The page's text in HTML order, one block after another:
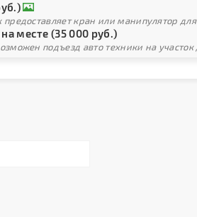
предоставляет кран или манипулятор
месте (35 000 руб.)
подъезд авто техники на участок